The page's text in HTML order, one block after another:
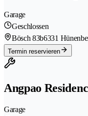
Garage
Geschlossen
Bösch 83b6331
Termin reservieren
Angpao
Garage